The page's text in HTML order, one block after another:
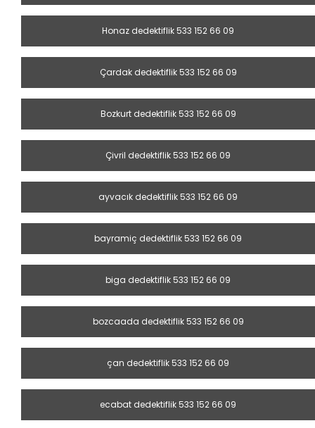
Honaz dedektiflik 533 152 66 09
Çardak dedektiflik 533 152 66 09
Bozkurt dedektiflik 533 152 66 09
Çivril dedektiflik 533 152 66 09
ayvacık dedektiflik 533 152 66 09
bayramiç dedektiflik 533 152 66 09
biga dedektiflik 533 152 66 09
bozcaada dedektiflik 533 152 66 09
çan dedektiflik 533 152 66 09
ecabat dedektiflik 533 152 66 09